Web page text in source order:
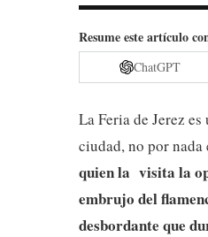
Resume este artículo
ChatGPT
La Feria de Jerez
ciudad, no por nada
quien la visita la
embrujo del
desbordante que